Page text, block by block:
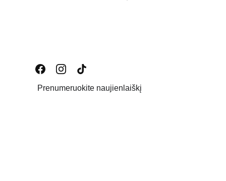
Prenumeruokite naujienlaiškį